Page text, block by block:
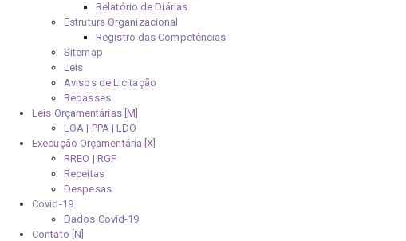
Relatório de Diárias
Estrutura Organizacional
Registro das Competências
Sitemap
Leis
Avisos de Licitação
Repasses
Leis Orçamentárias [M]
LOA | PPA | LDO
Execução Orçamentária [X]
RREO | RGF
Receitas
Despesas
Covid-19
Dados Covid-19
Contato [N]